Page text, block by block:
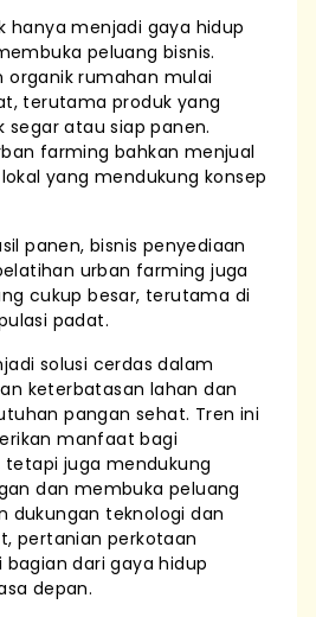
hanya menjadi gaya hidup
peluang bisnis.
organik rumahan mulai
terutama produk yang
segar atau siap panen.
farming bahkan menjual
yang mendukung konsep
panen, bisnis penyediaan
urban farming juga
cukup besar, terutama di
padat.
solusi cerdas dalam
keterbatasan lahan dan
pangan sehat. Tren ini
manfaat bagi
tetapi juga mendukung
dan membuka peluang
dukungan teknologi dan
pertanian perkotaan
dari gaya hidup
depan.